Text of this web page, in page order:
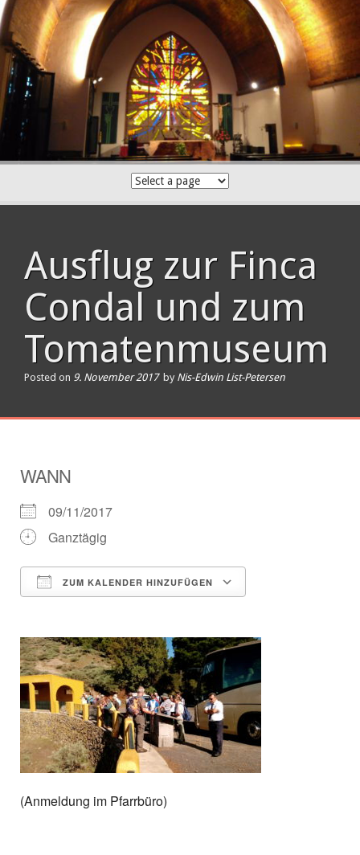
Skip
to
content
Ausflug zur Finca
Condal und zum
Tomatenmuseum
Posted on 9. November 2017 by Nis-Edwin List-Petersen
WANN
09/11/2017
Ganztägig
ZUM KALENDER HINZUFÜGEN
(Anmeldung im Pfarrbüro)